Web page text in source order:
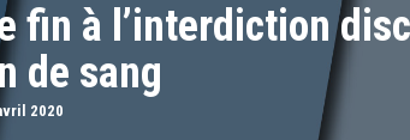
fin à l’interdiction
de sang
2020